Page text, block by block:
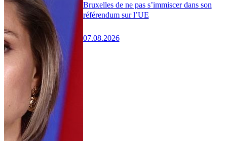
Bruxelles de ne pas s’immiscer dans son
référendum sur l’UE
07.08.2026